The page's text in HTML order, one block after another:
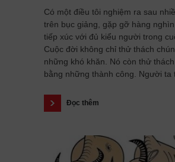
Có một điều tôi nghiệm ra sau
trên bục giảng, gặp gỡ hàng
tiếp xúc với đủ kiểu người trong
Cuộc đời không chỉ thử thách
những khó khăn. Nó còn thử
bằng những thành công. Người ta
Đọc thêm